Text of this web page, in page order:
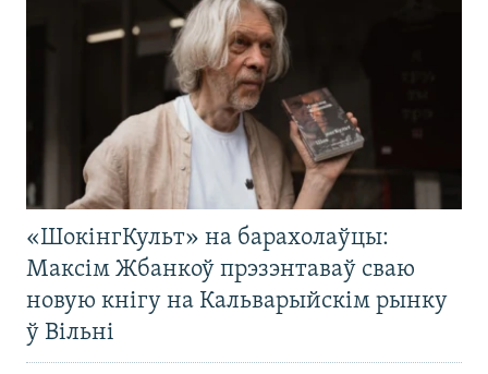
«ШокінгКульт» на барахолаўцы:
Максім Жбанкоў прэзэнтаваў сваю
новую кнігу на Кальварыйскім рынку
ў Вільні